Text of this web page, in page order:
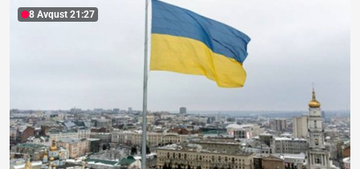
8 Avqust 21:27